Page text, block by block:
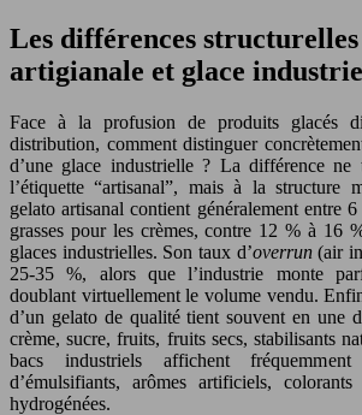
Les différences
artigianale et glace
Face à la profusion de produits glacés
distribution, comment distinguer
d’une glace industrielle ? La différence ne
l’étiquette “artisanal”, mais à la structure
gelato artisanal contient généralement entre
grasses pour les crèmes, contre 12 % à 16
glaces industrielles. Son taux d’overrun(air
25-35 %, alors que l’industrie monte
doublant virtuellement le volume vendu.
d’un gelato de qualité tient souvent en une
crème, sucre, fruits, fruits secs, stabilisants
bacs industriels affichent
d’émulsifiants, arômes artificiels, colorants
hydrogénées.